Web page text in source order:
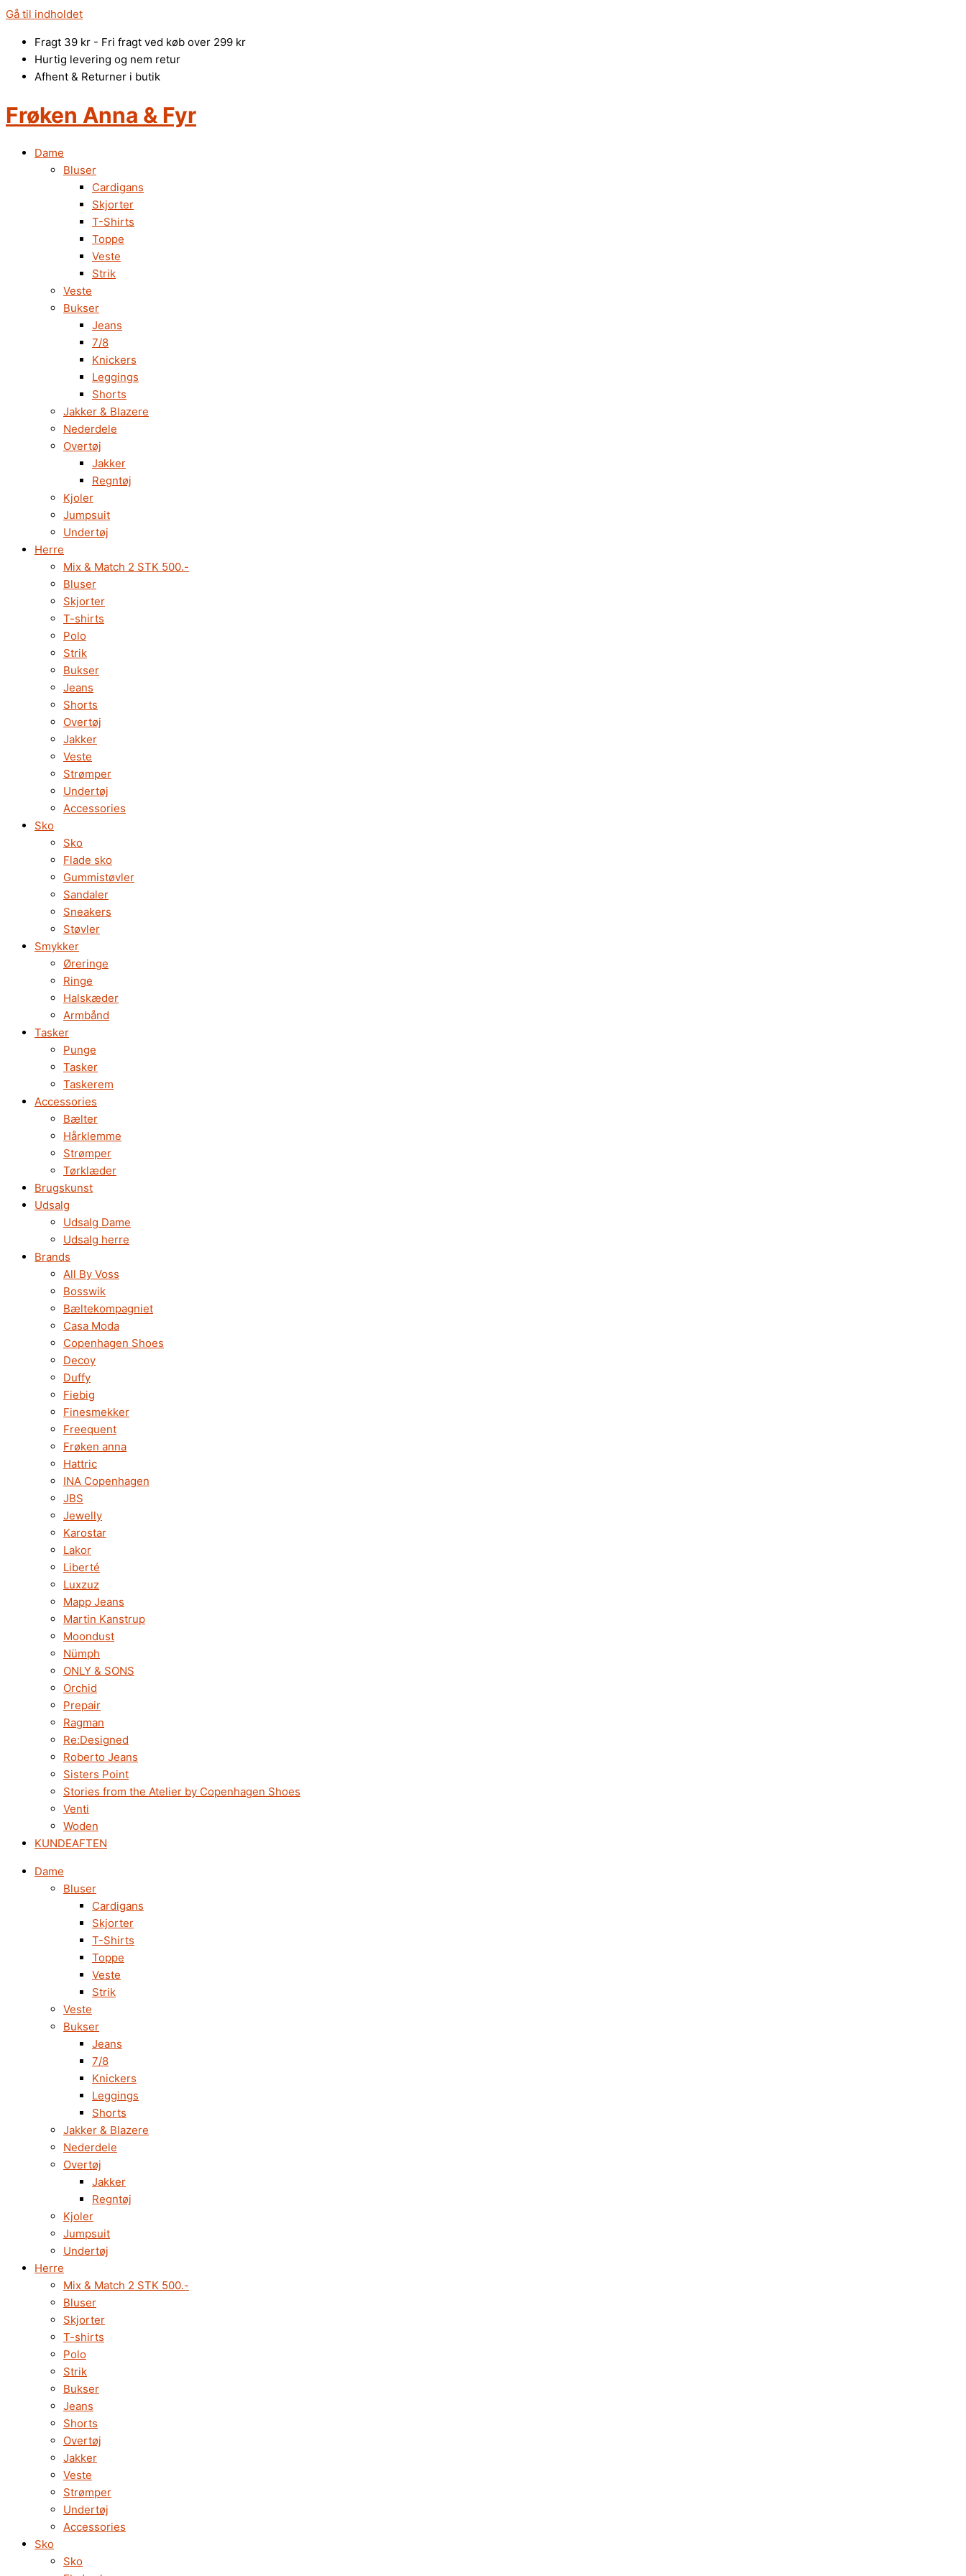
Gå til indholdet
Fragt 39 kr - Fri fragt ved køb over 299 kr
Hurtig levering og nem retur
Afhent & Returner i butik
Frøken Anna & Fyr
Dame
Bluser
Cardigans
Skjorter
T-Shirts
Toppe
Veste
Strik
Veste
Bukser
Jeans
7/8
Knickers
Leggings
Shorts
Jakker & Blazere
Nederdele
Overtøj
Jakker
Regntøj
Kjoler
Jumpsuit
Undertøj
Herre
Mix & Match 2 STK 500.-
Bluser
Skjorter
T-shirts
Polo
Strik
Bukser
Jeans
Shorts
Overtøj
Jakker
Veste
Strømper
Undertøj
Accessories
Sko
Sko
Flade sko
Gummistøvler
Sandaler
Sneakers
Støvler
Smykker
Øreringe
Ringe
Halskæder
Armbånd
Tasker
Punge
Tasker
Taskerem
Accessories
Bælter
Hårklemme
Strømper
Tørklæder
Brugskunst
Udsalg
Udsalg Dame
Udsalg herre
Brands
All By Voss
Bosswik
Bæltekompagniet
Casa Moda
Copenhagen Shoes
Decoy
Duffy
Fiebig
Finesmekker
Freequent
Frøken anna
Hattric
INA Copenhagen
JBS
Jewelly
Karostar
Lakor
Liberté
Luxzuz
Mapp Jeans
Martin Kanstrup
Moondust
Nümph
ONLY & SONS
Orchid
Prepair
Ragman
Re:Designed
Roberto Jeans
Sisters Point
Stories from the Atelier by Copenhagen Shoes
Venti
Woden
KUNDEAFTEN
Dame
Bluser
Cardigans
Skjorter
T-Shirts
Toppe
Veste
Strik
Veste
Bukser
Jeans
7/8
Knickers
Leggings
Shorts
Jakker & Blazere
Nederdele
Overtøj
Jakker
Regntøj
Kjoler
Jumpsuit
Undertøj
Herre
Mix & Match 2 STK 500.-
Bluser
Skjorter
T-shirts
Polo
Strik
Bukser
Jeans
Shorts
Overtøj
Jakker
Veste
Strømper
Undertøj
Accessories
Sko
Sko